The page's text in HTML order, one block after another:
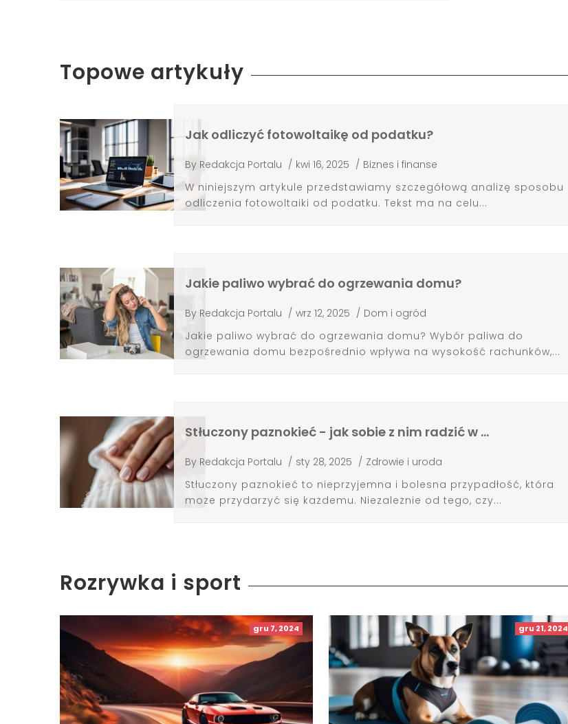
Topowe artykuły
Jak odliczyć fotowoltaikę od podatku?
By Redakcja Portalu / kwi 16, 2025 / Biznes i finanse
W niniejszym artykule przedstawiamy szczegółową analizę sposobu
odliczenia fotowoltaiki od podatku. Tekst ma na celu...
Jakie paliwo wybrać do ogrzewania domu?
By Redakcja Portalu / wrz 12, 2025 / Dom i ogród
Jakie paliwo wybrać do ogrzewania domu? Wybór paliwa do
ogrzewania domu bezpośrednio wpływa na wysokość rachunków,...
Stłuczony paznokieć - jak sobie z nim radzić w …
By Redakcja Portalu / sty 28, 2025 / Zdrowie i uroda
Stłuczony paznokieć to nieprzyjemna i bolesna przypadłość, która
może przydarzyć się każdemu. Niezależnie od tego, czy...
Rozrywka i sport
gru 7, 2024 gru 21, 2024